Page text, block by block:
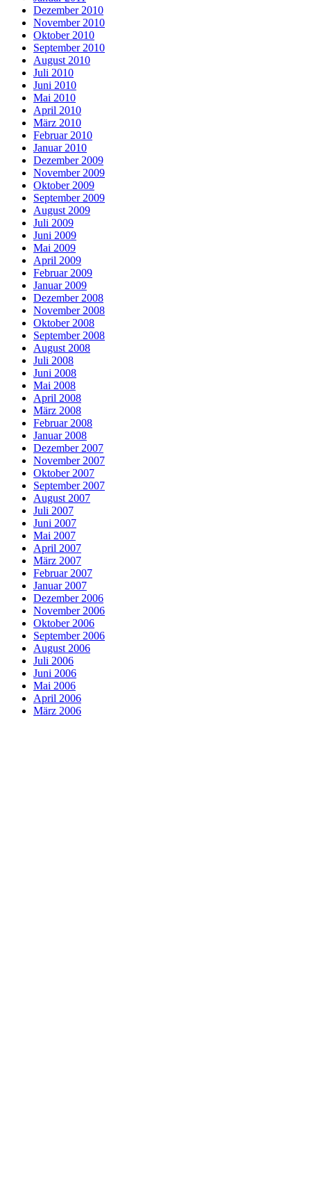
Dezember 2010
November 2010
Oktober 2010
September 2010
August 2010
Juli 2010
Juni 2010
Mai 2010
April 2010
März 2010
Februar 2010
Januar 2010
Dezember 2009
November 2009
Oktober 2009
September 2009
August 2009
Juli 2009
Juni 2009
Mai 2009
April 2009
Februar 2009
Januar 2009
Dezember 2008
November 2008
Oktober 2008
September 2008
August 2008
Juli 2008
Juni 2008
Mai 2008
April 2008
März 2008
Februar 2008
Januar 2008
Dezember 2007
November 2007
Oktober 2007
September 2007
August 2007
Juli 2007
Juni 2007
Mai 2007
April 2007
März 2007
Februar 2007
Januar 2007
Dezember 2006
November 2006
Oktober 2006
September 2006
August 2006
Juli 2006
Juni 2006
Mai 2006
April 2006
März 2006